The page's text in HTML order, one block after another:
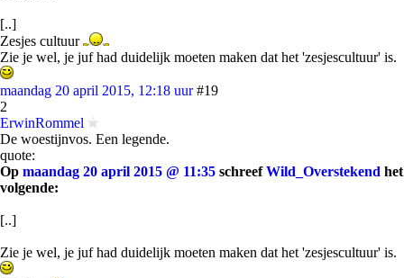
[..]
Zesjes cultuur
Zie je wel, je juf had duidelijk moeten maken dat het 'zesjescultuur' is.
maandag 20 april 2015, 12:18 uur #19
2
ErwinRommel
De woestijnvos. Een legende.
quote:
Op maandag 20 april 2015 @ 11:35 schreefWild_Overstekend het
volgende:
[..]
Zie je wel, je juf had duidelijk moeten maken dat het 'zesjescultuur' is.